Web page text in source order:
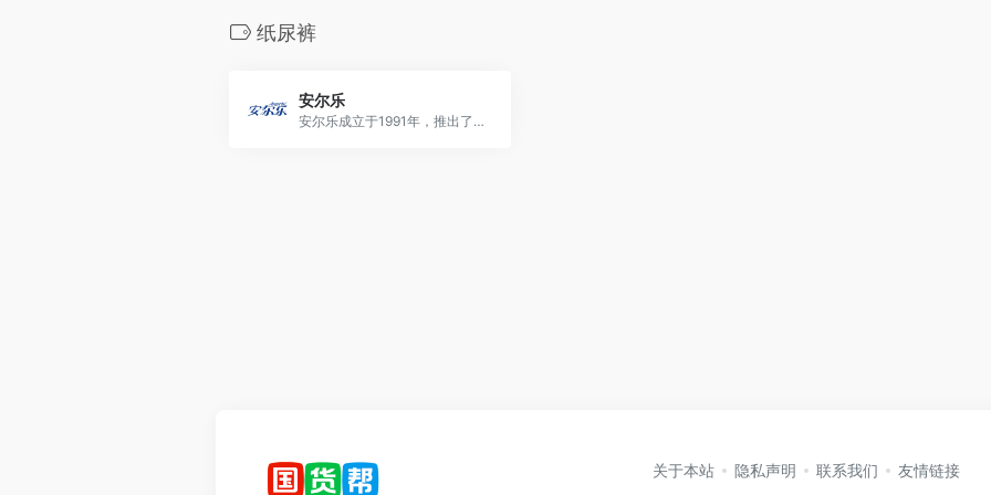
纸尿裤
安尔乐
安尔乐成立于1991年，推出了国内第一片带护翼的卫生巾，是中国著名的卫生巾品牌。
关于本站 隐私声明 联系我们 友情链接